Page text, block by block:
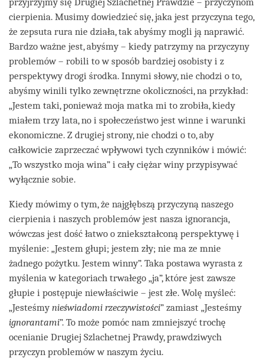
cierpienia. Musimy dowiedzieć się, jaka jest przyczyna tego,
że zepsuta rura nie działa, tak abyśmy mogli ją naprawić.
Bardzo ważne jest, abyśmy – kiedy patrzymy na przyczyny
problemów – robili to w sposób bardziej osobisty i z
perspektywy drogi środka. Innymi słowy, nie chodzi o to,
abyśmy winili tylko zewnętrzne okoliczności, na przykład:
„Jestem taki, ponieważ moja matka mi to zrobiła, kiedy
miałem trzy lata, no i społeczeństwo jest winne i warunki
ekonomiczne. Z drugiej strony, nie chodzi o to, aby
całkowicie zaprzeczać wpływowi tych czynników i mówić:
„To wszystko moja wina” i cały ciężar winy przypisywać
wyłącznie sobie.
Kiedy mówimy o tym, że najgłębszą przyczyną naszego
cierpienia i naszych problemów jest nasza ignorancja,
wówczas jest dość łatwo o zniekształconą perspektywę i
myślenie: „Jestem głupi; jestem zły; nie ma ze mnie
żadnego pożytku. Jestem winny”. Taka postawa wyrasta z
myślenia w kategoriach trwałego „ja”, które jest zawsze
głupie i postępuje niewłaściwie – jest złe. Wolę myśleć:
„Jesteśmynieświadomi rzeczywistości” zamiast „Jesteśmy
ignorantami”. To może pomóc nam zmniejszyć trochę
ocenianie Drugiej Szlachetnej Prawdy, prawdziwych
przyczyn problemów w naszym życiu.